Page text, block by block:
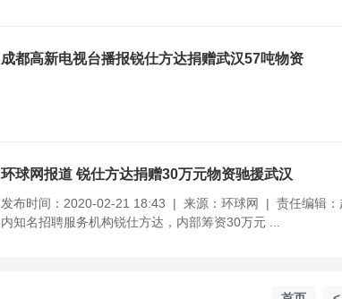
成都高新电视台播报锐仕方达捐赠武汉57吨物资
环球网报道 锐仕方达捐赠30万元物资驰援武汉
发布时间：2020-02-21 18:43 | 来源：环球网 | 责任编辑
内知名招聘服务机构锐仕方达，内部筹资30万元 ...